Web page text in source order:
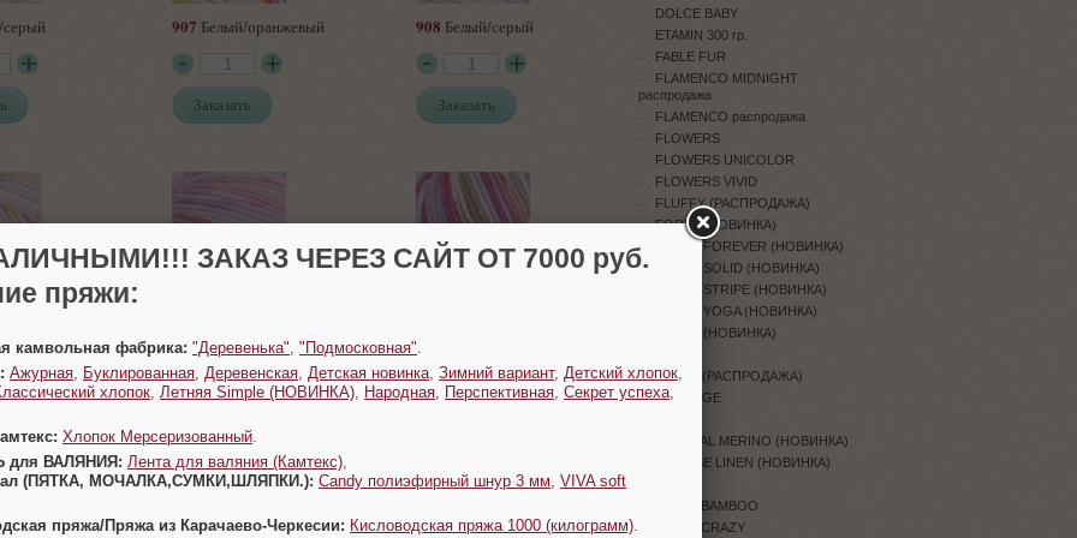
907 Белый/оранжевый
Заказать
908 Белый/серый
Заказать
Заказать Заказать
DOLCE BABY
ETAMIN 300 гр.
FABLE FUR
FLAMENCO MIDNIGHT
распродажа
FLAMENCO распродажа
FLOWERS
FLOWERS UNICOLOR
FLOWERS VIVID
FLUFFY (РАСПРОДАЖА)
FORZA (НОВИНКА)
FORZA FOREVER (НОВИНКА)
FORZA SOLID (НОВИНКА)
FORZA STRIPE (НОВИНКА)
FORZA YOGA (НОВИНКА)
GLACE (НОВИНКА)
HAPPY (РАСПРОДАЖА)
HERITAGE
IMPERIAL MERINO (НОВИНКА)
INTENSE LINEN (НОВИНКА)
JEANS BAMBOO
JEANS CRAZY
ЗАКАЗ ЧЕРЕЗ САЙТ ОТ 7000 руб.
пряжи:
камвольная фабрика: "Деревенька" "Подмосковная"
Ажурная Буклированная Деревенская Детская новинка Зимний вариант, Детский хлопок
хлопок Летняя Simple (НОВИНКА) Народная Перспективная Секрет успеха
Хлопок Мерсеризованный
для ВАЛЯНИЯ: Лента для валяния (Камтекс)
(ПЯТКА, МОЧАЛКА,СУМКИ,ШЛЯПКИ.): Candy полиэфирный шнур 3 мм VIVA soft
пряжа/Пряжа из Карачаево-Черкесии: Кисловодская пряжа 1000 (килограмм)